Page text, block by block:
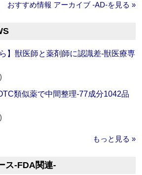
おすすめ情報 アーカイブ ‐AD‐を見る »
】獣医師と薬剤師に認識差‐獣医療専
類似薬で中間整理‐77成分1042品
もっと見る »
ス‐FDA関連‐